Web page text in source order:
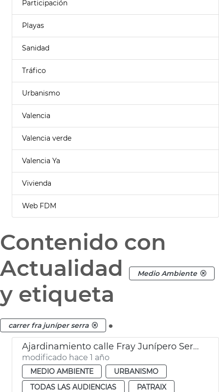
Participación
Playas
Sanidad
Tráfico
Urbanismo
Valencia
Valencia verde
Valencia Ya
Vivienda
Web FDM
Contenido con
Actualidad
Medio Ambiente
y etiqueta
carrer fra juníper serra .
Ajardinamiento calle Fray Junípero Serra Patraix
modificado hace 1 año
MEDIO AMBIENTE
URBANISMO
TODAS LAS AUDIENCIAS
PATRAIX